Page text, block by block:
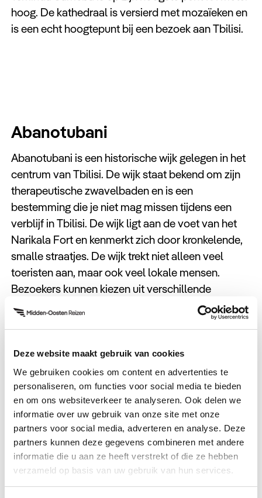
Deze website maakt gebruik van cookies
We gebruiken cookies om content en advertenties te
personaliseren, om functies voor social media te bieden
en om ons websiteverkeer te analyseren. Ook delen we
informatie over uw gebruik van onze site met onze
partners voor social media, adverteren en analyse. Deze
partners kunnen deze gegevens combineren met andere
informatie die u aan ze heeft verstrekt of die ze hebben
verzameld op basis van uw gebruik van hun services.
hoog. De kathedraal is versierd met mozaïeken en
is een echt hoogtepunt bij een bezoek aan Tbilisi.
Abanotubani
Abanotubani is een historische wijk gelegen in het
centrum van Tbilisi. De wijk staat bekend om zijn
therapeutische zwavelbaden en is een
bestemming die je niet mag missen tijdens een
verblijf in Tbilisi. De wijk ligt aan de voet van het
Narikala Fort en kenmerkt zich door kronkelende,
smalle straatjes. De wijk trekt niet alleen veel
toeristen aan, maar ook veel lokale mensen.
Bezoekers kunnen kiezen uit verschillende
badhuizen die elk een unieke sfeer hebben. Naast
de beroemde badhuizen heeft Abanotubani nog
de iconische Metekhi Kerk.
Sioni Kathedraal
De Sioni Kathedraal, gelegen in het centrum van